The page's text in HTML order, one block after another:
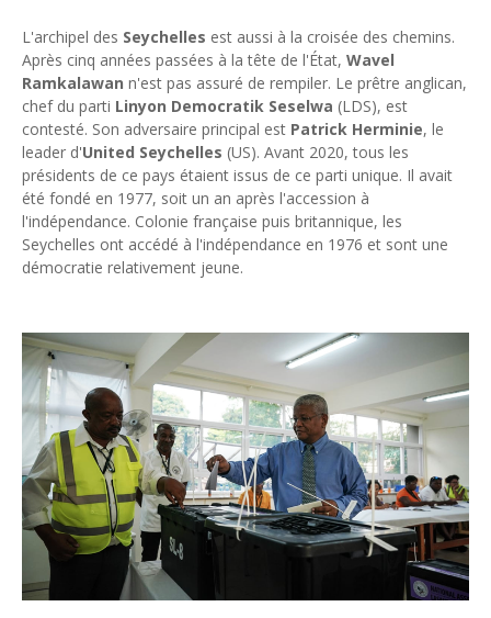
L'archipel des Seychelles est aussi à la croisée des chemins.
Après cinq années passées à la tête de l'État, Wavel
Ramkalawan n'est pas assuré de rempiler. Le prêtre anglican,
chef du parti Linyon Democratik Seselwa (LDS), est
contesté. Son adversaire principal est Patrick Herminie, le
leader d'United Seychelles (US). Avant 2020, tous les
présidents de ce pays étaient issus de ce parti unique. Il avait
été fondé en 1977, soit un an après l'accession à
l'indépendance. Colonie française puis britannique, les
Seychelles ont accédé à l'indépendance en 1976 et sont une
démocratie relativement jeune.